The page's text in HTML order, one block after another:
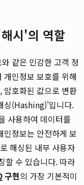
시'의 역할
같은 민감한 고객 정
인정보 보호를 위해
암호화된 값으로 변환
싱(Hashing)'입니다.
사용하여 데이터를
정보는 안전하게 보
해싱된 내부 사용자
할 수 있습니다. 따라
구현의 가장 기본적이